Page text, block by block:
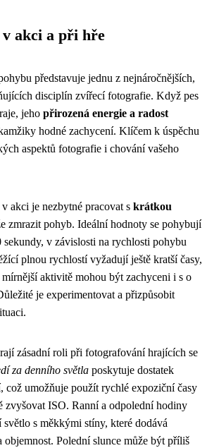
akci a při hře
představuje jednu z nejnáročnějších,
disciplín zvířecí fotografie. Když pes
jeho přirozená energie a radost
hodné zachycení. Klíčem k úspěchu
aspektů fotografie i chování vašeho
akci je nezbytné pracovat s krátkou
zmrazit pohyb. Ideální hodnoty se pohybují
sekundy, v závislosti na rychlosti pohybu
plnou rychlostí vyžadují ještě kratší časy,
aktivitě mohou být zachyceni i s o
je experimentovat a přizpůsobit
zásadní roli při fotografování hrajících se
za denního světla poskytuje dostatek
což umožňuje použít rychlé expoziční časy
zvyšovat ISO. Ranní a odpolední hodiny
s měkkými stíny, které dodává
Polední slunce může být příliš